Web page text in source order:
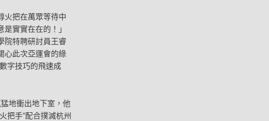
火把在萬眾等待中
實實在在的！」
院特聘研討員王睿
心此次亞運會的綠
字技巧的飛速成
地衝出地下室，他
把手”配合撲滅杭州